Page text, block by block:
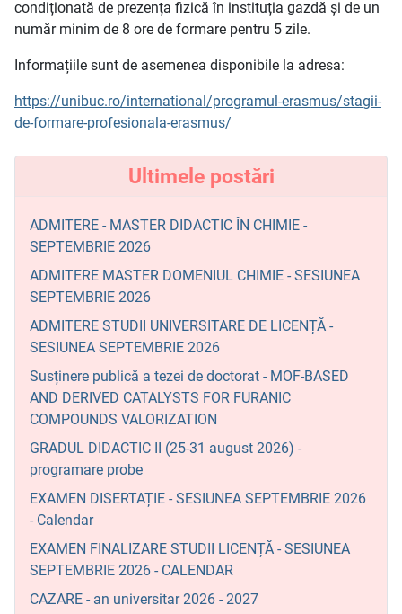
condiționată de prezența fizică în instituția gazdă și de un
număr minim de 8 ore de formare pentru 5 zile.
Informațiile sunt de asemenea disponibile la adresa:
https://unibuc.ro/international/programul-erasmus/stagii-
de-formare-profesionala-erasmus/
Ultimele postări
ADMITERE - MASTER DIDACTIC ÎN CHIMIE -
SEPTEMBRIE 2026
ADMITERE MASTER DOMENIUL CHIMIE - SESIUNEA
SEPTEMBRIE 2026
ADMITERE STUDII UNIVERSITARE DE LICENȚĂ -
SESIUNEA SEPTEMBRIE 2026
Susținere publică a tezei de doctorat - MOF-BASED
AND DERIVED CATALYSTS FOR FURANIC
COMPOUNDS VALORIZATION
GRADUL DIDACTIC II (25-31 august 2026) -
programare probe
EXAMEN DISERTAȚIE - SESIUNEA SEPTEMBRIE 2026
- Calendar
EXAMEN FINALIZARE STUDII LICENȚĂ - SESIUNEA
SEPTEMBRIE 2026 - CALENDAR
CAZARE - an universitar 2026 - 2027